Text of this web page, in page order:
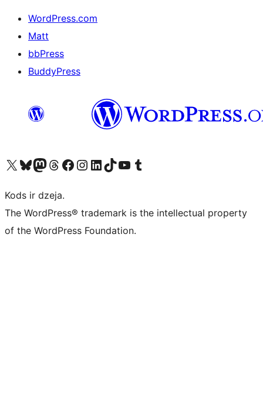
WordPress.com
Matt
bbPress
BuddyPress
Apmeklējiet mūsu X (agrāk Twitter) kontu
Apmeklējiet mūsu Bluesky kontu
Apmeklējiet mūsu Mastodon kontu
Apmeklējiet mūsu Threads kontu
Apmeklējiet mūsu Facebook lapuApmeklējiet mūsu Instagram kontu
Apmeklējiet mūsu LinkedIn kontu
Apmeklējiet mūsu TikTok kontu
Apmeklējiet mūsu YouTube kanālu
Apmeklējiet mūsu Tumblr kontu
Kods ir dzeja.
The WordPress® trademark is the intellectual property
of the WordPress Foundation.